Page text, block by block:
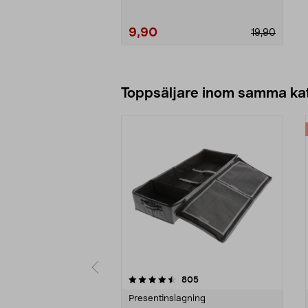
19,90
9,90
Toppsäljare inom samma
805recensioner
Presentinslagning
4.0 av 5 stjärnor